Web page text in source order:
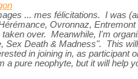
... mes félicitations. I was
Ovronnaz,
over. Meanwhile, I'm
Sex Death & Madness". This
in joining in, as participant
a pure neophyte, but it will help